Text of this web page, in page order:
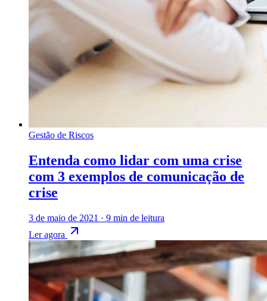
Gestão de Riscos
Entenda como lidar com uma crise
com 3 exemplos de comunicação de
crise
3 de maio de 2021 · 9 min de leitura
Ler agora